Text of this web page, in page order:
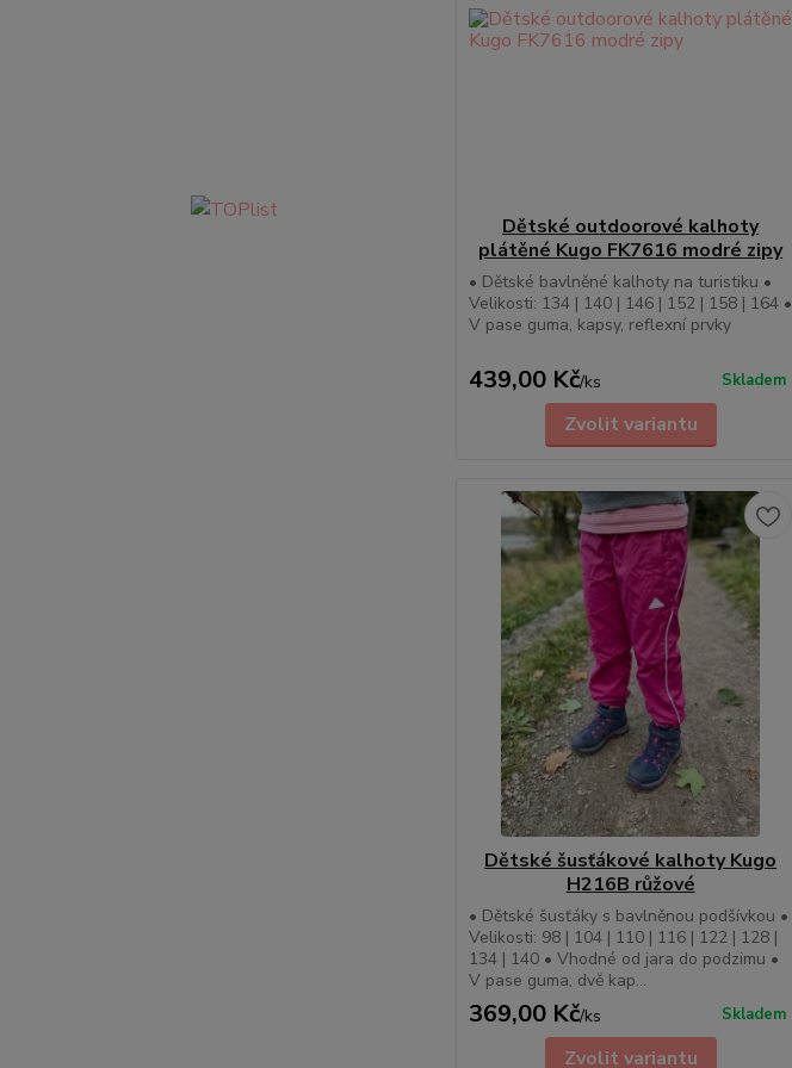
Dětské outdoorové kalhoty
plátěné Kugo FK7616 modré zipy
• Dětské bavlněné kalhoty na turistiku •
Velikosti: 134 | 140 | 146 | 152 | 158 | 164 •
V pase guma, kapsy, reflexní prvky
439,00 Kč/ks Skladem
Zvolit variantu
Dětské šusťákové kalhoty Kugo
H216B růžové
• Dětské šusťáky s bavlněnou podšívkou •
Velikosti: 98 | 104 | 110 | 116 | 122 | 128 |
134 | 140 • Vhodné od jara do podzimu •
V pase guma, dvě kap...
369,00 Kč/ks Skladem
Zvolit variantu